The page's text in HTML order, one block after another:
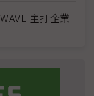
主打企業